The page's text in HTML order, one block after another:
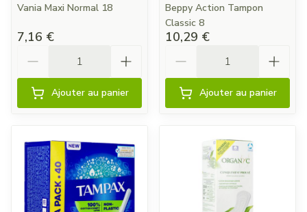
Vania Maxi Normal 18
7,16 €
Ajouter au panier
Beppy Action Tampon
Classic 8
10,29 €
Ajouter au panier